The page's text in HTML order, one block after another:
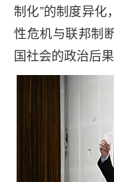
制化”的制度异化
性危机与联邦制
国社会的政治后果